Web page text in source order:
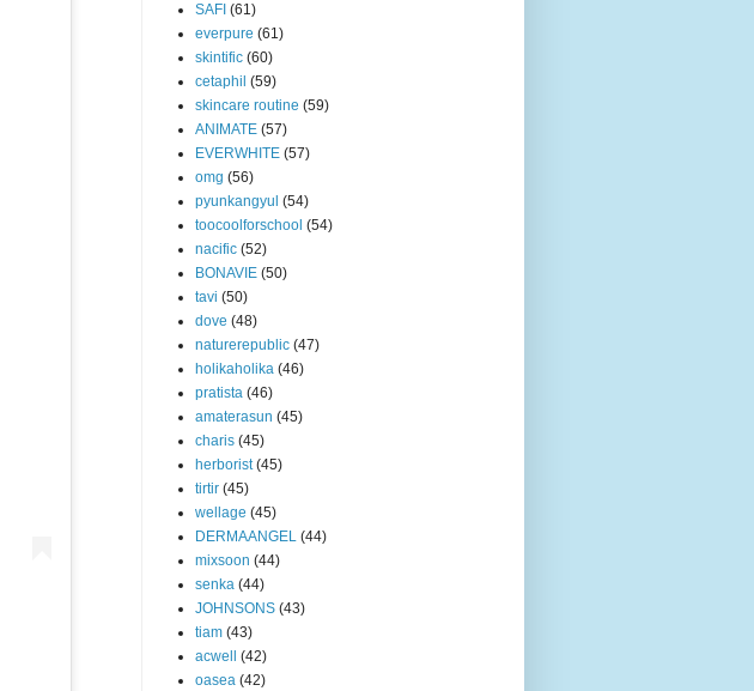
SAFI (61)
everpure (61)
skintific (60)
cetaphil (59)
skincare routine (59)
ANIMATE (57)
EVERWHITE (57)
omg (56)
pyunkangyul (54)
toocoolforschool (54)
nacific (52)
BONAVIE (50)
tavi (50)
dove (48)
naturerepublic (47)
holikaholika (46)
pratista (46)
amaterasun (45)
charis (45)
herborist (45)
tirtir (45)
wellage (45)
DERMAANGEL (44)
mixsoon (44)
senka (44)
JOHNSONS (43)
tiam (43)
acwell
(42)
oasea (42)